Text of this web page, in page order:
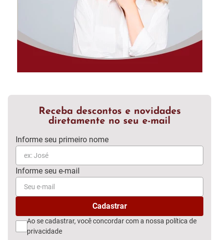
Receba descontos e novidades
diretamente no seu e-mail
Ao se cadastrar, você concordar com a nossa política de
privacidade